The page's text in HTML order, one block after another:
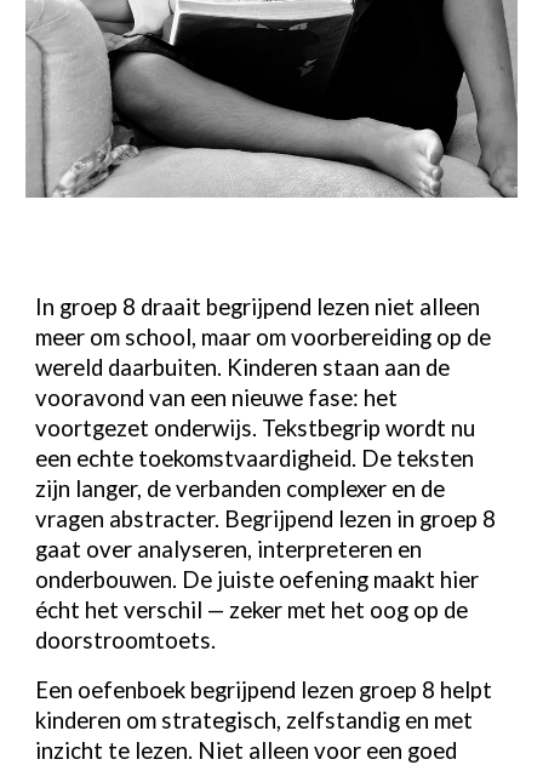
In groep 8 draait begrijpend lezen niet alleen
meer om school, maar om voorbereiding op de
wereld daarbuiten. Kinderen staan aan de
vooravond van een nieuwe fase: het
voortgezet onderwijs. Tekstbegrip wordt nu
een echte toekomstvaardigheid. De teksten
zijn langer, de verbanden complexer en de
vragen abstracter. Begrijpend lezen in groep 8
gaat over analyseren, interpreteren en
onderbouwen. De juiste oefening maakt hier
écht het verschil — zeker met het oog op de
doorstroomtoets.
Een oefenboek begrijpend lezen groep 8 helpt
kinderen om strategisch, zelfstandig en met
inzicht te lezen. Niet alleen voor een goed